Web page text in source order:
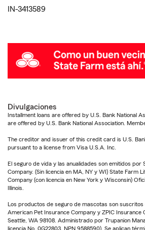
IN-3413589
Divulgaciones
Installment loans are offered by U.S. Bank National
are offered by U.S. Bank National Association.
The creditor and issuer of this credit card is U.S.
pursuant to a license from Visa U.S.A. Inc.
El seguro de vida y las anualidades son emitidos por
Company. (Sin licencia en MA, NY y WI) State Farm
Company (con licencia en New York y Wisconsin)
Illinois.
Los productos de seguro de mascotas son suscritos
American Pet Insurance Company y ZPIC Insurance
Seattle, WA 98108. Administrado por Trupanion
licencia No. 0G22803, NPN 9588590). Se aplican